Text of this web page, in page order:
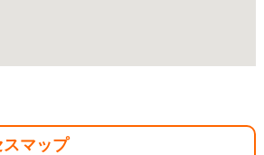
マップ